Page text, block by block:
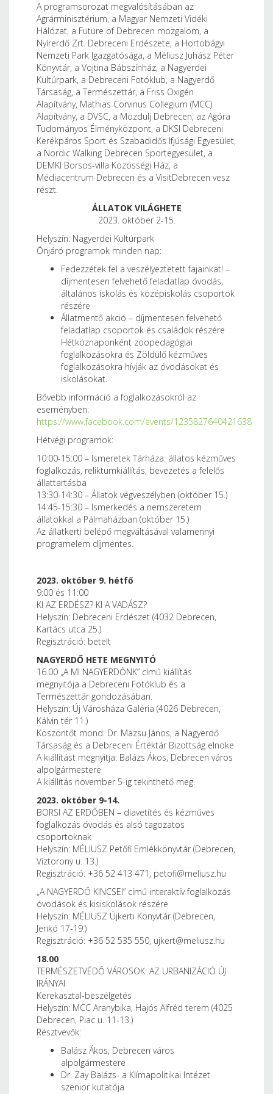
A programsorozat megvalósításában az
Agrárminisztérium, a Magyar Nemzeti Vidéki
Hálózat, a Future of Debrecen mozgalom, a
Nyírerdő Zrt. Debreceni Erdészete, a Hortobágyi
Nemzeti Park Igazgatósága, a Méliusz Juhász Péter
Könyvtár, a Vojtina Bábszínház, a Nagyerdei
Kultúrpark, a Debreceni Fotóklub, a Nagyerdő
Társaság, a Természettár, a Friss Oxigén
Alapítvány, Mathias Corvinus Collegium (MCC)
Alapítvány, a DVSC, a Mozdulj Debrecen, az Agóra
Tudományos Élményközpont, a DKSI Debreceni
Kerékpáros Sport és Szabadidős Ifjúsági Egyesület,
a Nordic Walking Debrecen Sportegyesület, a
DEMKI Borsos-villa Közösségi Ház, a
Médiacentrum Debrecen és a VisitDebrecen vesz
részt.
ÁLLATOK VILÁGHETE
2023. október 2-15.
Helyszín: Nagyerdei Kultúrpark
Önjáró programok minden nap:
Fedezzétek fel a veszélyeztetett fajainkat! –
díjmentesen felvehető feladatlap óvodás,
általános iskolás és középiskolás csoportok
részére
Állatmentő akció – díjmentesen felvehető
feladatlap csoportok és családok részére
Hétköznaponként zoopedagógiai
foglalkozásokra és Zöldülő kézműves
foglalkozásokra hívják az óvodásokat és
iskolásokat.
Bővebb információ a foglalkozásokról az
eseményben:
https://www.facebook.com/events/1235827640421638
Hétvégi programok:
10:00-15:00 – Ismeretek Tárháza: állatos kézműves
foglalkozás, reliktumkiállítás, bevezetés a felelős
állattartásba
13:30-14:30 – Állatok végveszélyben (október 15.)
14:45-15:30 – Ismerkedés a nemszeretem
állatokkal a Pálmaházban (október 15.)
Az állatkerti belépő megváltásával valamennyi
programelem díjmentes.
2023. október 9. hétfő
9:00 és 11:00
KI AZ ERDÉSZ? KI A VADÁSZ?
Helyszín: Debreceni Erdészet (4032 Debrecen,
Kartács utca 25.)
Regisztráció: betelt
NAGYERDŐ HETE MEGNYITÓ
16.00 „A MI NAGYERDŐNK” című kiállítás
megnyitója a Debreceni Fotóklub és a
Természettár gondozásában.
Helyszín: Új Városháza Galéria (4026 Debrecen,
Kálvin tér 11.)
Köszöntőt mond: Dr. Mazsu János, a Nagyerdő
Társaság és a Debreceni Értéktár Bizottság elnöke
A kiállítást megnyitja: Balázs Ákos, Debrecen város
alpolgármestere
A kiállítás november 5-ig tekinthető meg.
2023. október 9-14.
BORSI AZ ERDŐBEN – diavetítés és kézműves
foglalkozás óvodás és alsó tagozatos
csoportoknak
Helyszín: MÉLIUSZ Petőfi Emlékkönyvtár (Debrecen,
Víztorony u. 13.)
Regisztráció: +36 52 413 471, petofi@meliusz.hu
„A NAGYERDŐ KINCSEI” című interaktív foglalkozás
óvodások és kisiskolások részére
Helyszín: MÉLIUSZ Újkerti Könyvtár (Debrecen,
Jerikó 17-19.)
Regisztráció: +36 52 535 550, ujkert@meliusz.hu
18.00
TERMÉSZETVÉDŐ VÁROSOK: AZ URBANIZÁCIÓ ÚJ
IRÁNYAI
Kerekasztal-beszélgetés
Helyszín: MCC Aranybika, Hajós Alfréd terem (4025
Debrecen, Piac u. 11-13.)
Résztvevők:
Balász Ákos, Debrecen város
alpolgármestere
Dr. Zay Balázs- a Klímapolitikai Intézet
szenior kutatója